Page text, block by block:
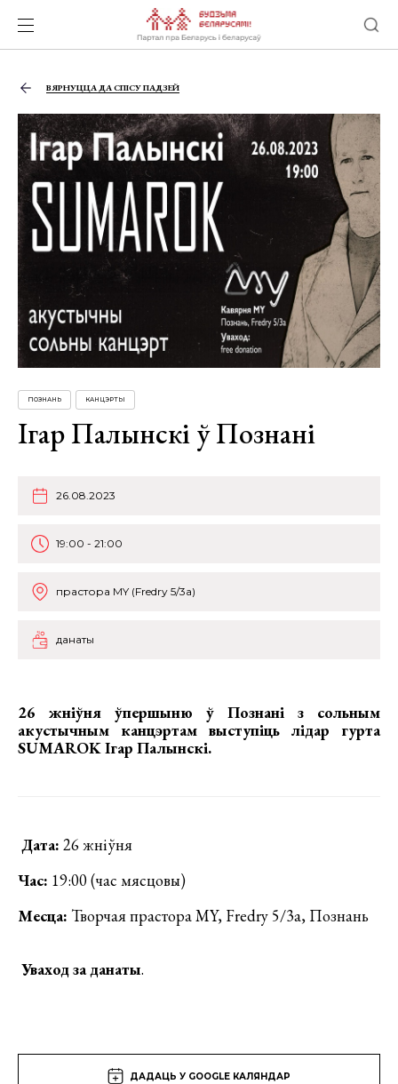
ВЯРНУЦЦА ДА СПІСУ ПАДЗЕЙ
ПОЗНАНЬ КАНЦЭРТЫ
Ігар Палынскі ў Познані
26.08.2023
19:00 - 21:00
прастора MY (Fredry 5/3a)
данаты
26 жніўня ўпершыню ў Познані з сольным
акустычным канцэртам выступіць лідар гурта
SUMAROKІгар Палынскі.
Дата: 26 жніўня
Час: 19:00 (час мясцовы)
Месца: Творчая прастора MY, Fredry 5/3a, Познань
Уваход за данаты.
ДАДАЦЬ У GOOGLE КАЛЯНДАР